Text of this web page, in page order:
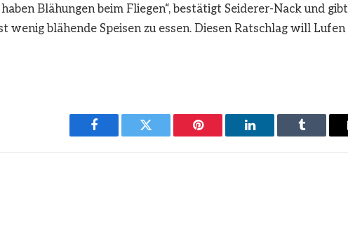
Blähungen beim Fliegen“, bestätigt Seiderer-Nack und gibt
wenig blähende Speisen zu essen. Diesen Ratschlag will Lufen
Facebook Twitter Pinterest LinkedIn Tumblr